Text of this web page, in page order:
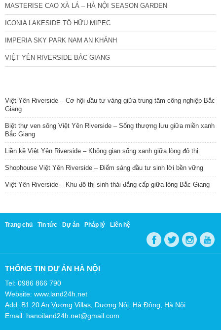
MASTERISE CAO XÀ LÁ – HÀ NỘI SEASON GARDEN
ICONIA LAKESIDE TỐ HỮU MIPEC
IMPERIA SKY PARK NAM AN KHÁNH
VIỆT YÊN RIVERSIDE BẮC GIANG
Việt Yên Riverside – Cơ hội đầu tư vàng giữa trung tâm công nghiệp Bắc
Giang
Biệt thự ven sông Việt Yên Riverside – Sống thượng lưu giữa miền xanh
Bắc Giang
Liền kề Việt Yên Riverside – Không gian sống xanh giữa lòng đô thị
Shophouse Việt Yên Riverside – Điểm sáng đầu tư sinh lời bền vững
Việt Yên Riverside – Khu đô thị sinh thái đẳng cấp giữa lòng Bắc Giang
Trang chủ Tin tức Dự án Pháp lý Liên hệ
THÔNG TIN DỰ ÁN HÀ NỘI
Tel: 0986 866 790
Website: www.land24h.net
Add: B1.20 An Vượng Villas, Dương Nội, Hà Đông, Hà Nội
Email: hanoiland24h.net@gmail.com